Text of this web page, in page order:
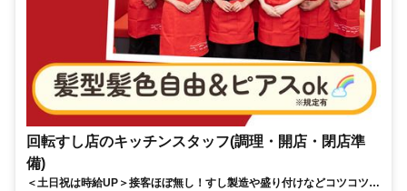
回転すし店のキッチンスタッフ(調理・開店・閉店準
備)
＜土日祝は時給UP＞接客ほぼ無し！すし製造や盛り付けなどコツコツ働